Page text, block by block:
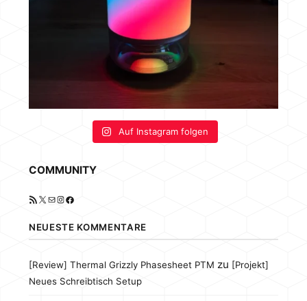
Auf Instagram folgen
COMMUNITY
RSS-Feed
X E-MailInstagram
Facebook
NEUESTE KOMMENTARE
[Review] Thermal Grizzly Phasesheet PTM zu [Projekt]
Neues Schreibtisch Setup